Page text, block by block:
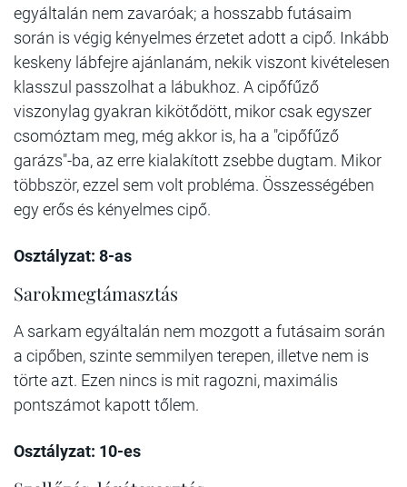
egyáltalán nem zavaróak; a hosszabb futásaim
során is végig kényelmes érzetet adott a cipő. Inkább
keskeny lábfejre ajánlanám, nekik viszont kivételesen
klasszul passzolhat a lábukhoz. A cipőfűző
viszonylag gyakran kikötődött, mikor csak egyszer
csomóztam meg, még akkor is, ha a "cipőfűző
garázs"-ba, az erre kialakított zsebbe dugtam. Mikor
többször, ezzel sem volt probléma. Összességében
egy erős és kényelmes cipő.
Osztályzat: 8-as
Sarokmegtámasztás
A sarkam egyáltalán nem mozgott a futásaim során
a cipőben, szinte semmilyen terepen, illetve nem is
törte azt. Ezen nincs is mit ragozni, maximális
pontszámot kapott tőlem.
Osztályzat: 10-es